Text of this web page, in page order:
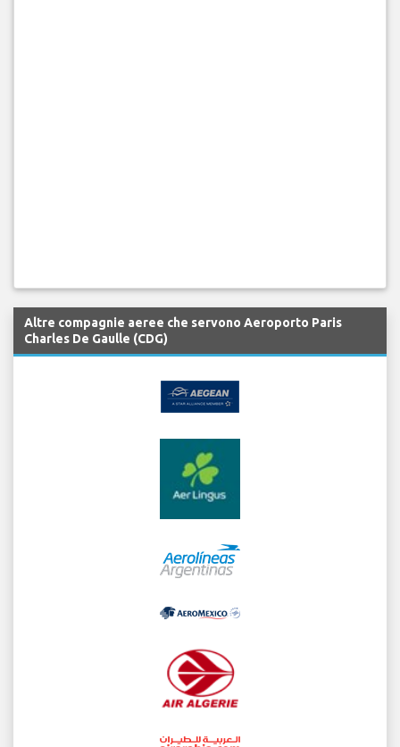
Altre compagnie aeree che servono Aeroporto Paris
Charles De Gaulle (CDG)